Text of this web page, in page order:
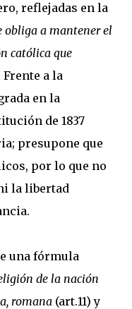
reflejadas en la
obliga a mantener el
católica que
Frente a la
en la
de 1837
presupone que
por lo que no
la libertad
una fórmula
de la nación
romana (art.11) y